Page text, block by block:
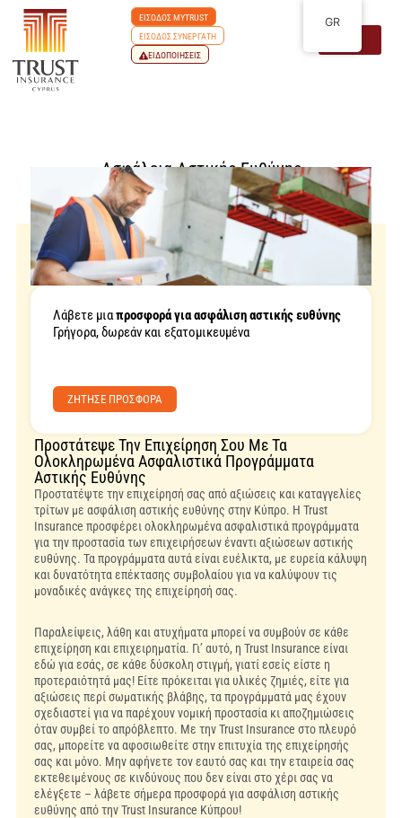
ΕΙΣΟΔΟΣ MYTRUST
ΕΙΣΟΔΟΣ ΣΥΝΕΡΓΑΤΗ
ΕΙΔΟΠΟΙΗΣΕΙΣ
Ασφάλεια Αστικής Ευθύνης
Λάβετε μιαπροσφορά για ασφάλιση αστικής ευθύνης
Γρήγορα, δωρεάν και εξατομικευμένα
ZΗΤΗΣΕ ΠΡΟΣΦΟΡΑ
Προστάτεψε Την Επιχείρηση Σου Με Τα
Ολοκληρωμένα Ασφαλιστικά Προγράμματα
Αστικής Ευθύνης
Προστατέψτε την επιχείρησή σας από αξιώσεις και καταγγελίες
τρίτων με ασφάλιση αστικής ευθύνης στην Κύπρο. Η Trust
Insurance προσφέρει ολοκληρωμένα ασφαλιστικά προγράμματα
για την προστασία των επιχειρήσεων έναντι αξιώσεων αστικής
ευθύνης. Τα προγράμματα αυτά είναι ευέλικτα, με ευρεία κάλυψη
και δυνατότητα επέκτασης συμβολαίου για να καλύψουν τις
μοναδικές ανάγκες της επιχείρησή σας.
Παραλείψεις, λάθη και ατυχήματα μπορεί να συμβούν σε κάθε
επιχείρηση και επιχειρηματία. Γι’ αυτό, η Trust Insurance είναι
εδώ για εσάς, σε κάθε δύσκολη στιγμή, γιατί εσείς είστε η
προτεραιότητά μας! Είτε πρόκειται για υλικές ζημιές, είτε για
αξιώσεις περί σωματικής βλάβης, τα προγράμματά μας έχουν
σχεδιαστεί για να παρέχουν νομική προστασία κι αποζημιώσεις
όταν συμβεί το απρόβλεπτο. Με την Trust Insurance στο πλευρό
σας, μπορείτε να αφοσιωθείτε στην επιτυχία της επιχείρησής
σας και μόνο. Μην αφήνετε τον εαυτό σας και την εταιρεία σας
εκτεθειμένους σε κινδύνους που δεν είναι στο χέρι σας να
ελέγξετε – λάβετε σήμερα προσφορά για ασφάλιση αστικής
ευθύνης από την Trust Insurance Κύπρου!
GR